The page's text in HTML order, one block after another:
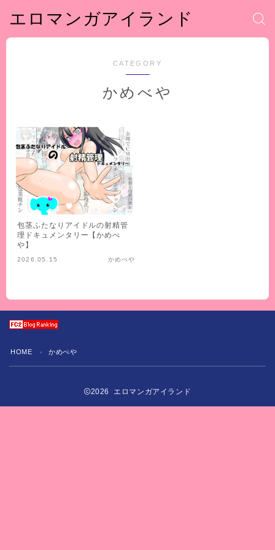
エロマンガアイランド
CATEGORY
かめべや
包茎ふたなりアイドルの射精管
理ドキュメンタリー【かめべ
や】
2026.05.15 かめべや
HOME ＞ かめべや
2026 エロマンガアイランド